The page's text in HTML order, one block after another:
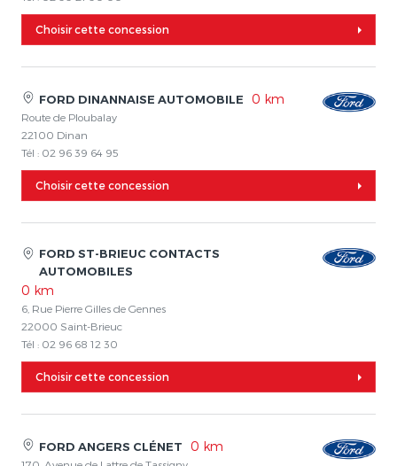
Choisir cette concession
FORD DINANNAISE AUTOMOBILE 0 km
Route de Ploubalay
22100 Dinan
Tél : 02 96 39 64 95
Choisir cette concession
FORD ST-BRIEUC CONTACTS
AUTOMOBILES
0 km
6, Rue Pierre Gilles de Gennes
22000 Saint-Brieuc
Tél : 02 96 68 12 30
Choisir cette concession
FORD ANGERS CLÉNET 0 km